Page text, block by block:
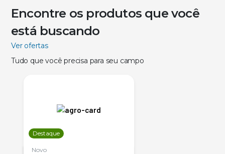
Encontre os produtos que você
está buscando
Ver ofertas
Tudo que você precisa para seu campo
Destaque
Novo